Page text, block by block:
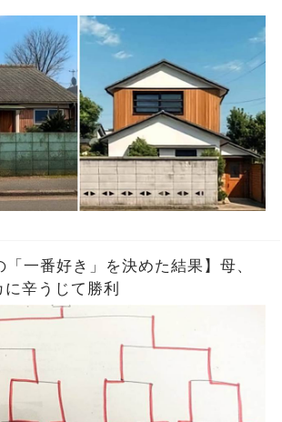
「一番好き」を決めた結果】母、
辛うじて勝利